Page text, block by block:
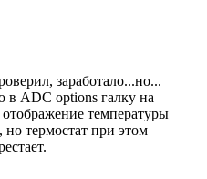
заработало...но...
в ADC options галку на
температуры
но термостат при этом